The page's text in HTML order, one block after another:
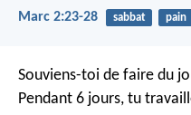
Marc 2:23-28 sabbat pain
Souviens-toi de faire du
Pendant 6 jours, tu